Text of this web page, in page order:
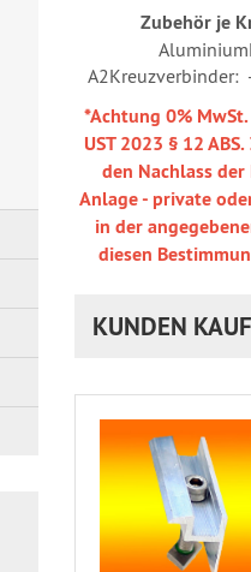
Zubehör je
Aluminium
A2Kreuzverbinder:
*Achtung 0%
UST 2023 § 12 ABS.
den Nachlass der
Anlage- private
in der
diesen
KUNDEN